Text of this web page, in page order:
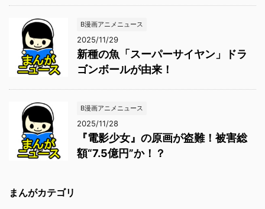
B漫画アニメニュース
2025/11/29
新種の魚「スーパーサイヤン」ドラ
ゴンボールが由来！
B漫画アニメニュース
2025/11/28
『電影少女』の原画が盗難！被害総
額“7.5億円”か！？
まんがカテゴリ